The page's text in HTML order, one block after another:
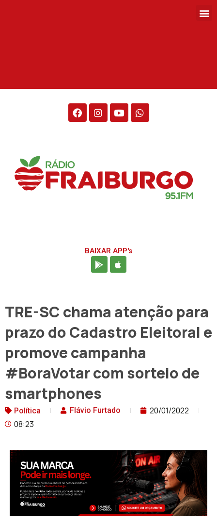
BAIXAR APP's
TRE-SC chama atenção para
prazo do Cadastro Eleitoral e
promove campanha
#BoraVotar com sorteio de
smartphones
Política Flávio Furtado
20/01/2022
08:23